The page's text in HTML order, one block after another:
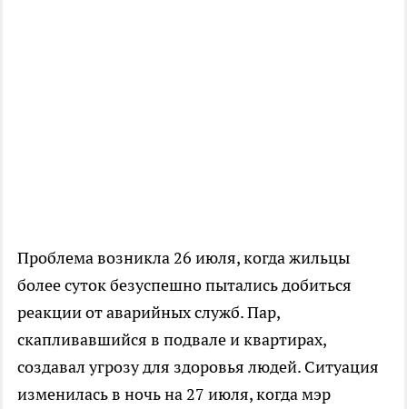
Проблема возникла 26 июля, когда жильцы
более суток безуспешно пытались добиться
реакции от аварийных служб. Пар,
скапливавшийся в подвале и квартирах,
создавал угрозу для здоровья людей. Ситуация
изменилась в ночь на 27 июля, когда мэр